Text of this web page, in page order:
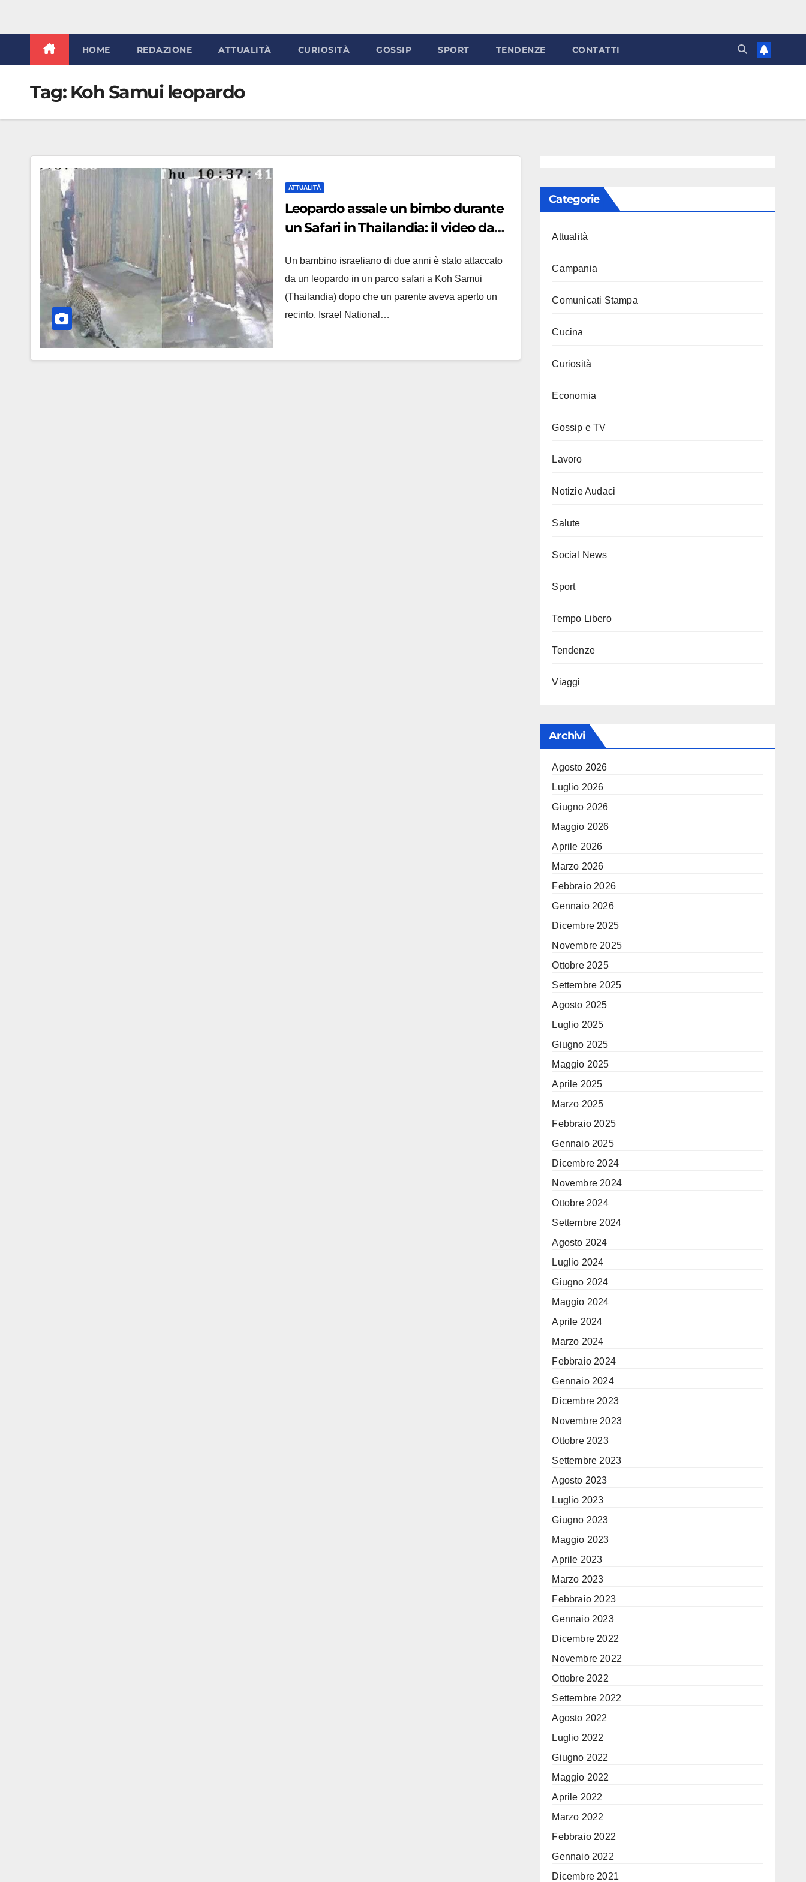
HOME REDAZIONE ATTUALITÀ CURIOSITÀ GOSSIP SPORT TENDENZE CONTATTI
Tag: Koh Samui leopardo
ATTUALITÀ
Leopardo assale un bimbo durante
un Safari in Thailandia: il video da
Un bambino israeliano di due anni è stato attaccato
da un leopardo in un parco safari a Koh Samui
(Thailandia) dopo che un parente aveva aperto un
recinto. Israel National…
Categorie
Attualità
Campania
Comunicati Stampa
Cucina
Curiosità
Economia
Gossip e TV
Lavoro
Notizie Audaci
Salute
Social News
Sport
Tempo Libero
Tendenze
Viaggi
Archivi
Agosto 2026
Luglio 2026
Giugno 2026
Maggio 2026
Aprile 2026
Marzo 2026
Febbraio 2026
Gennaio 2026
Dicembre 2025
Novembre 2025
Ottobre 2025
Settembre 2025
Agosto 2025
Luglio 2025
Giugno 2025
Maggio 2025
Aprile 2025
Marzo 2025
Febbraio 2025
Gennaio 2025
Dicembre 2024
Novembre 2024
Ottobre 2024
Settembre 2024
Agosto 2024
Luglio 2024
Giugno 2024
Maggio 2024
Aprile 2024
Marzo 2024
Febbraio 2024
Gennaio 2024
Dicembre 2023
Novembre 2023
Ottobre 2023
Settembre 2023
Agosto 2023
Luglio 2023
Giugno 2023
Maggio 2023
Aprile 2023
Marzo 2023
Febbraio 2023
Gennaio 2023
Dicembre 2022
Novembre 2022
Ottobre 2022
Settembre 2022
Agosto 2022
Luglio 2022
Giugno 2022
Maggio 2022
Aprile 2022
Marzo 2022
Febbraio 2022
Gennaio 2022
Dicembre 2021